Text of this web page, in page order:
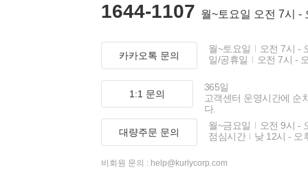
1644-1107 월~토요일 오전 7시 -
카카오톡 문의
월~토요일
오전 7시 -
일/공휴일
오전 7시 -
1:1 문의
365일
고객센터 운영시간에 순
다.
대량주문 문의
월~금요일
오전 9시 -
점심시간
낮 12시 - 오
비회원 문의 : help@kurlycorp.com